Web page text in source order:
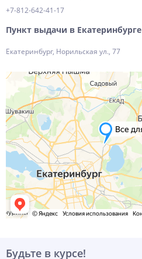
+7-812-642-41-17
Пункт выдачи в Екатеринбурге
Екатеринбург, Норильская ул., 77
Будьте в курсе!